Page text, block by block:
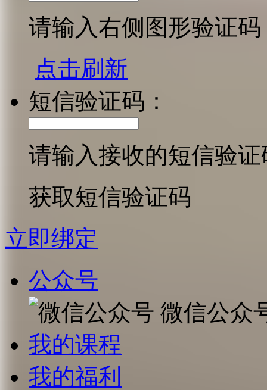
请输入右侧图形验证码
点击刷新
短信验证码：
请输入接收的短信验证
获取短信验证码
立即绑定
公众号
微信公众
我的课程
我的福利